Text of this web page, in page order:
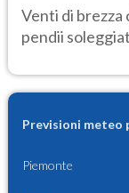
Venti di brezza
pendii
Previsioni meteo
Piemonte